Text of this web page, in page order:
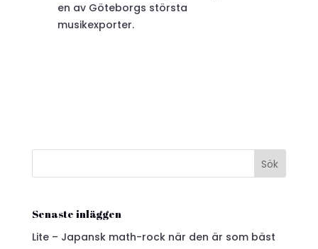
en av Göteborgs största
musikexporter.
Sök
Senaste inläggen
Lite – Japansk math-rock när den är som bäst